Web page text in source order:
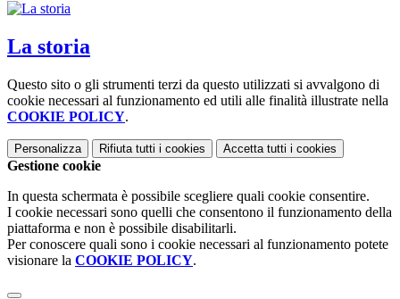
La storia
Questo sito o gli strumenti terzi da questo utilizzati si avvalgono di
cookie necessari al funzionamento ed utili alle finalità illustrate nella
COOKIE POLICY.
Personalizza Rifiuta tutti i cookies Accetta tutti i cookies
Gestione cookie
In questa schermata è possibile scegliere quali cookie consentire.
I cookie necessari sono quelli che consentono il funzionamento della
piattaforma e non è possibile disabilitarli.
Per conoscere quali sono i cookie necessari al funzionamento potete
visionare la COOKIE POLICY.